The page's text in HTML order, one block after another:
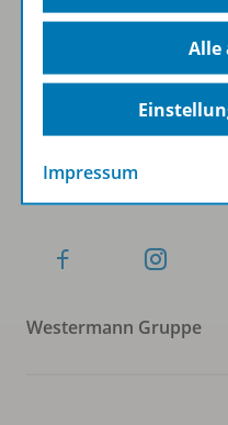
Folgen Sie uns auf
Westermann Gruppe
Alle
Impressum